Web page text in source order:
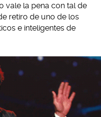
vale la pena con tal de
retiro de uno de los
e inteligentes de